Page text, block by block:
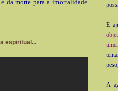
E
A
da morte para a imortalidade.
espiritual...